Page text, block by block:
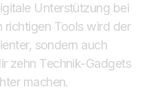
Unterstützung bei
richtigen Tools wird der
sondern auch
zehn Technik-Gadgets
machen.